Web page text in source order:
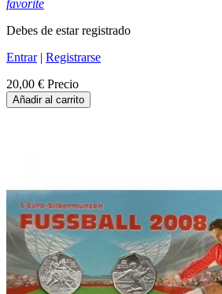
favorite
Debes de estar registrado
Entrar| Registrarse
20,00 € Precio
Añadir al carrito